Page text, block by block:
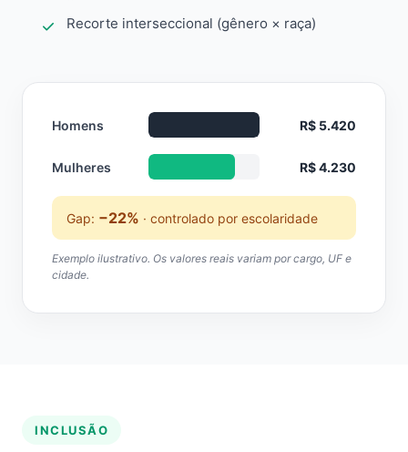
Recorte interseccional (gênero × raça)
Homens R$ 5.420
Mulheres R$ 4.230
Gap: −22% · controlado por escolaridade
Exemplo ilustrativo. Os valores reais variam por cargo, UF e
cidade.
INCLUSÃO